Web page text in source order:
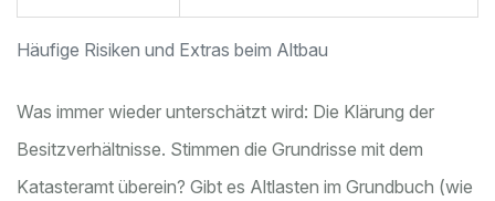
Häufige Risiken und Extras beim Altbau
Was immer wieder unterschätzt wird: Die Klärung der
Besitzverhältnisse. Stimmen die Grundrisse mit dem
Katasteramt überein? Gibt es Altlasten im Grundbuch (wie